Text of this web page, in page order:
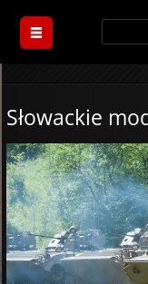
Słowackie